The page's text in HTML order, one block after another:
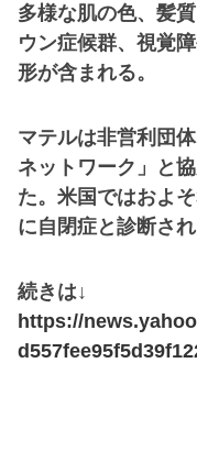
多様な肌の色、髪
ウン症候群、視覚
形が含まれる。
マテルは非営利団
ネットワーク」と
た。米国ではおよ
に自閉症と診断され
続きは↓
https://